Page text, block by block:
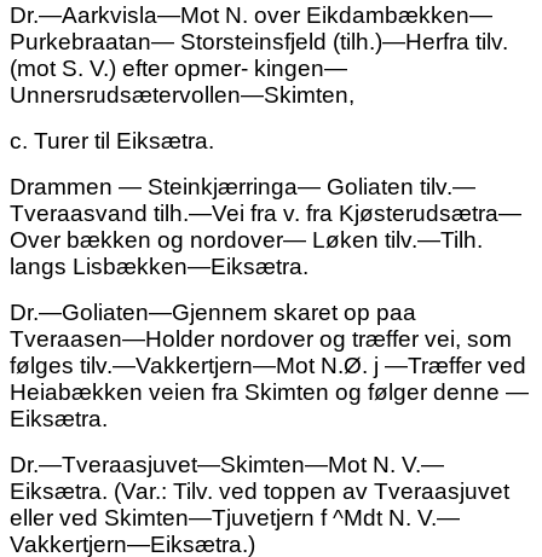
Dr.—Aarkvisla—Mot N. over Eikdambækken—
Purkebraatan— Storsteinsfjeld (tilh.)—Herfra tilv.
(mot S. V.) efter opmer- kingen—
Unnersrudsætervollen—Skimten,
c. Turer til Eiksætra.
Drammen — Steinkjærringa— Goliaten tilv.—
Tveraasvand tilh.—Vei fra v. fra Kjøsterudsætra—
Over bækken og nordover— Løken tilv.—Tilh.
langs Lisbækken—Eiksætra.
Dr.—Goliaten—Gjennem skaret op paa
Tveraasen—Holder nordover og træffer vei, som
følges tilv.—Vakkertjern—Mot N.Ø. j —Træffer ved
Heiabækken veien fra Skimten og følger denne —
Eiksætra.
Dr.—Tveraasjuvet—Skimten—Mot N. V.—
Eiksætra. (Var.: Tilv. ved toppen av Tveraasjuvet
eller ved Skimten—Tjuvetjern f ^Mdt N. V.—
Vakkertjern—Eiksætra.)